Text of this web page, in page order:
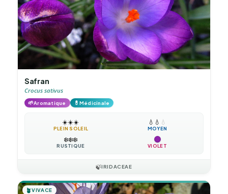
Safran
Crocus sativus
🌱Aromatique 💊 Médicinale
☀️☀️☀️
PLEIN SOLEIL
💧 💧 💧
MOYEN
❄️❄️❄️
RUSTIQUE VIOLET
🍃IRIDACEAE
🪴VIVACE